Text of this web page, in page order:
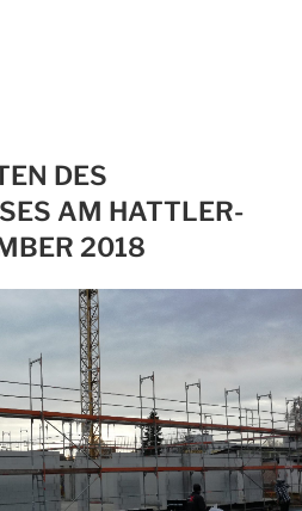
DES
AM HATTLER-
2018